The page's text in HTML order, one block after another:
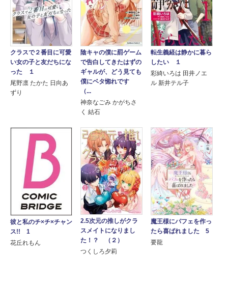
クラスで２番目に可愛
い女の子と友だちにな
った １
尾野凛 たかた 日向あ
ずり
陰キャの僕に罰ゲーム
で告白してきたはずの
ギャルが、どう見ても
僕にベタ惚れです
（...
神奈なごみ かがちさ
く 結石
転生義経は静かに暮ら
したい １
彩綺いろは 田井ノエ
ル 新井テル子
彼と私のチ×チ×チャン
ス!! 1
花丘れもん
2.5次元の推しがクラ
スメイトになりまし
た！？ （２）
つくしろ夕莉
魔王様にパフェを作っ
たら喜ばれました 5
要龍